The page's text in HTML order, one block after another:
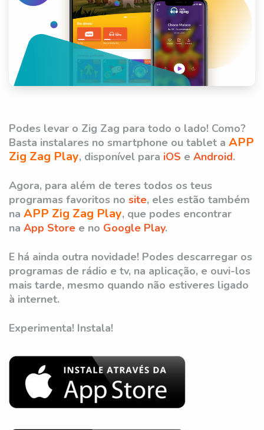
Podes levar o Zig Zag para todo o lado! Como?
Basta instalares no smartphone ou tablet a APP
Zig Zag Play, disponível para iOS e Android.
Agora, para além de teres todos os teus
programas favoritos no site, eles estão também
na APP Zig Zag Play, que podes encontrar
na App Store e no Google Play.
E há ainda outra novidade! Podes descarregar os
programas de rádio e tv, na aplicação, e ouvi-los
mais tarde, mesmo quando não estiveres ligado
à internet.
Experimenta! Instala!